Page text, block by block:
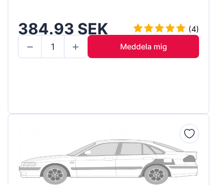
384.93 SEK
(4)
Meddela mig